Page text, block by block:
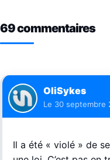
69 commentaires
OliSykes
Le 30 septembre
Il a été « violé » de